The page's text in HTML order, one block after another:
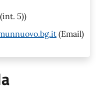
5))
(Email)